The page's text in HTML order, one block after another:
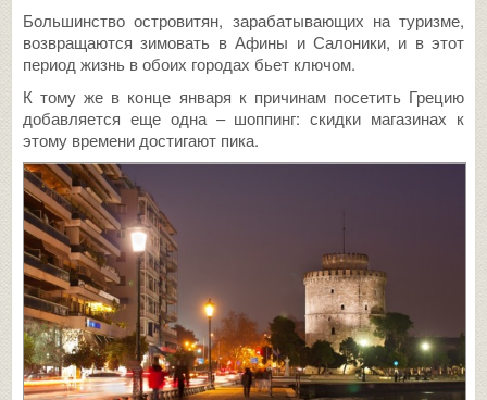
Большинство островитян, зарабатывающих на туризме,
возвращаются зимовать в Афины и Салоники, и в этот
период жизнь в обоих городах бьет ключом.
К тому же в конце января к причинам посетить Грецию
добавляется еще одна – шоппинг: скидки магазинах к
этому времени достигают пика.